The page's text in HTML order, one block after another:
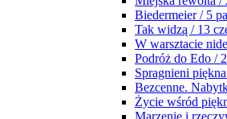
Biedermeier / 5
Tak widzą / 13
W warsztacie
Podróż do Edo /
Spragnieni
Bezcenne.
Życie wśród
Marzenie i